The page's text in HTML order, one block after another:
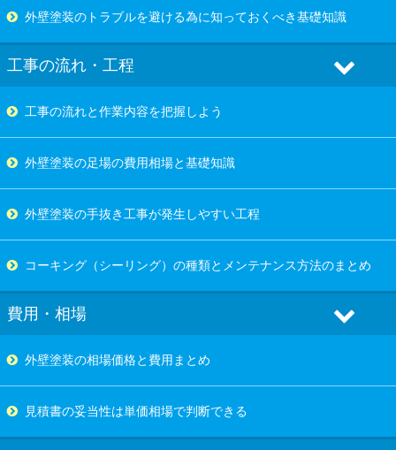
外壁塗装のトラブルを避ける為に知っておくべき基礎知識
工事の流れ・工程
工事の流れと作業内容を把握しよう
外壁塗装の足場の費用相場と基礎知識
外壁塗装の手抜き工事が発生しやすい工程
コーキング（シーリング）の種類とメンテナンス方法のまとめ
費用・相場
外壁塗装の相場価格と費用まとめ
見積書の妥当性は単価相場で判断できる